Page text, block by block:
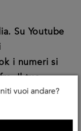
Su Youtube
i numeri si
Il tuo
follower.
di questo
vuoi andare?